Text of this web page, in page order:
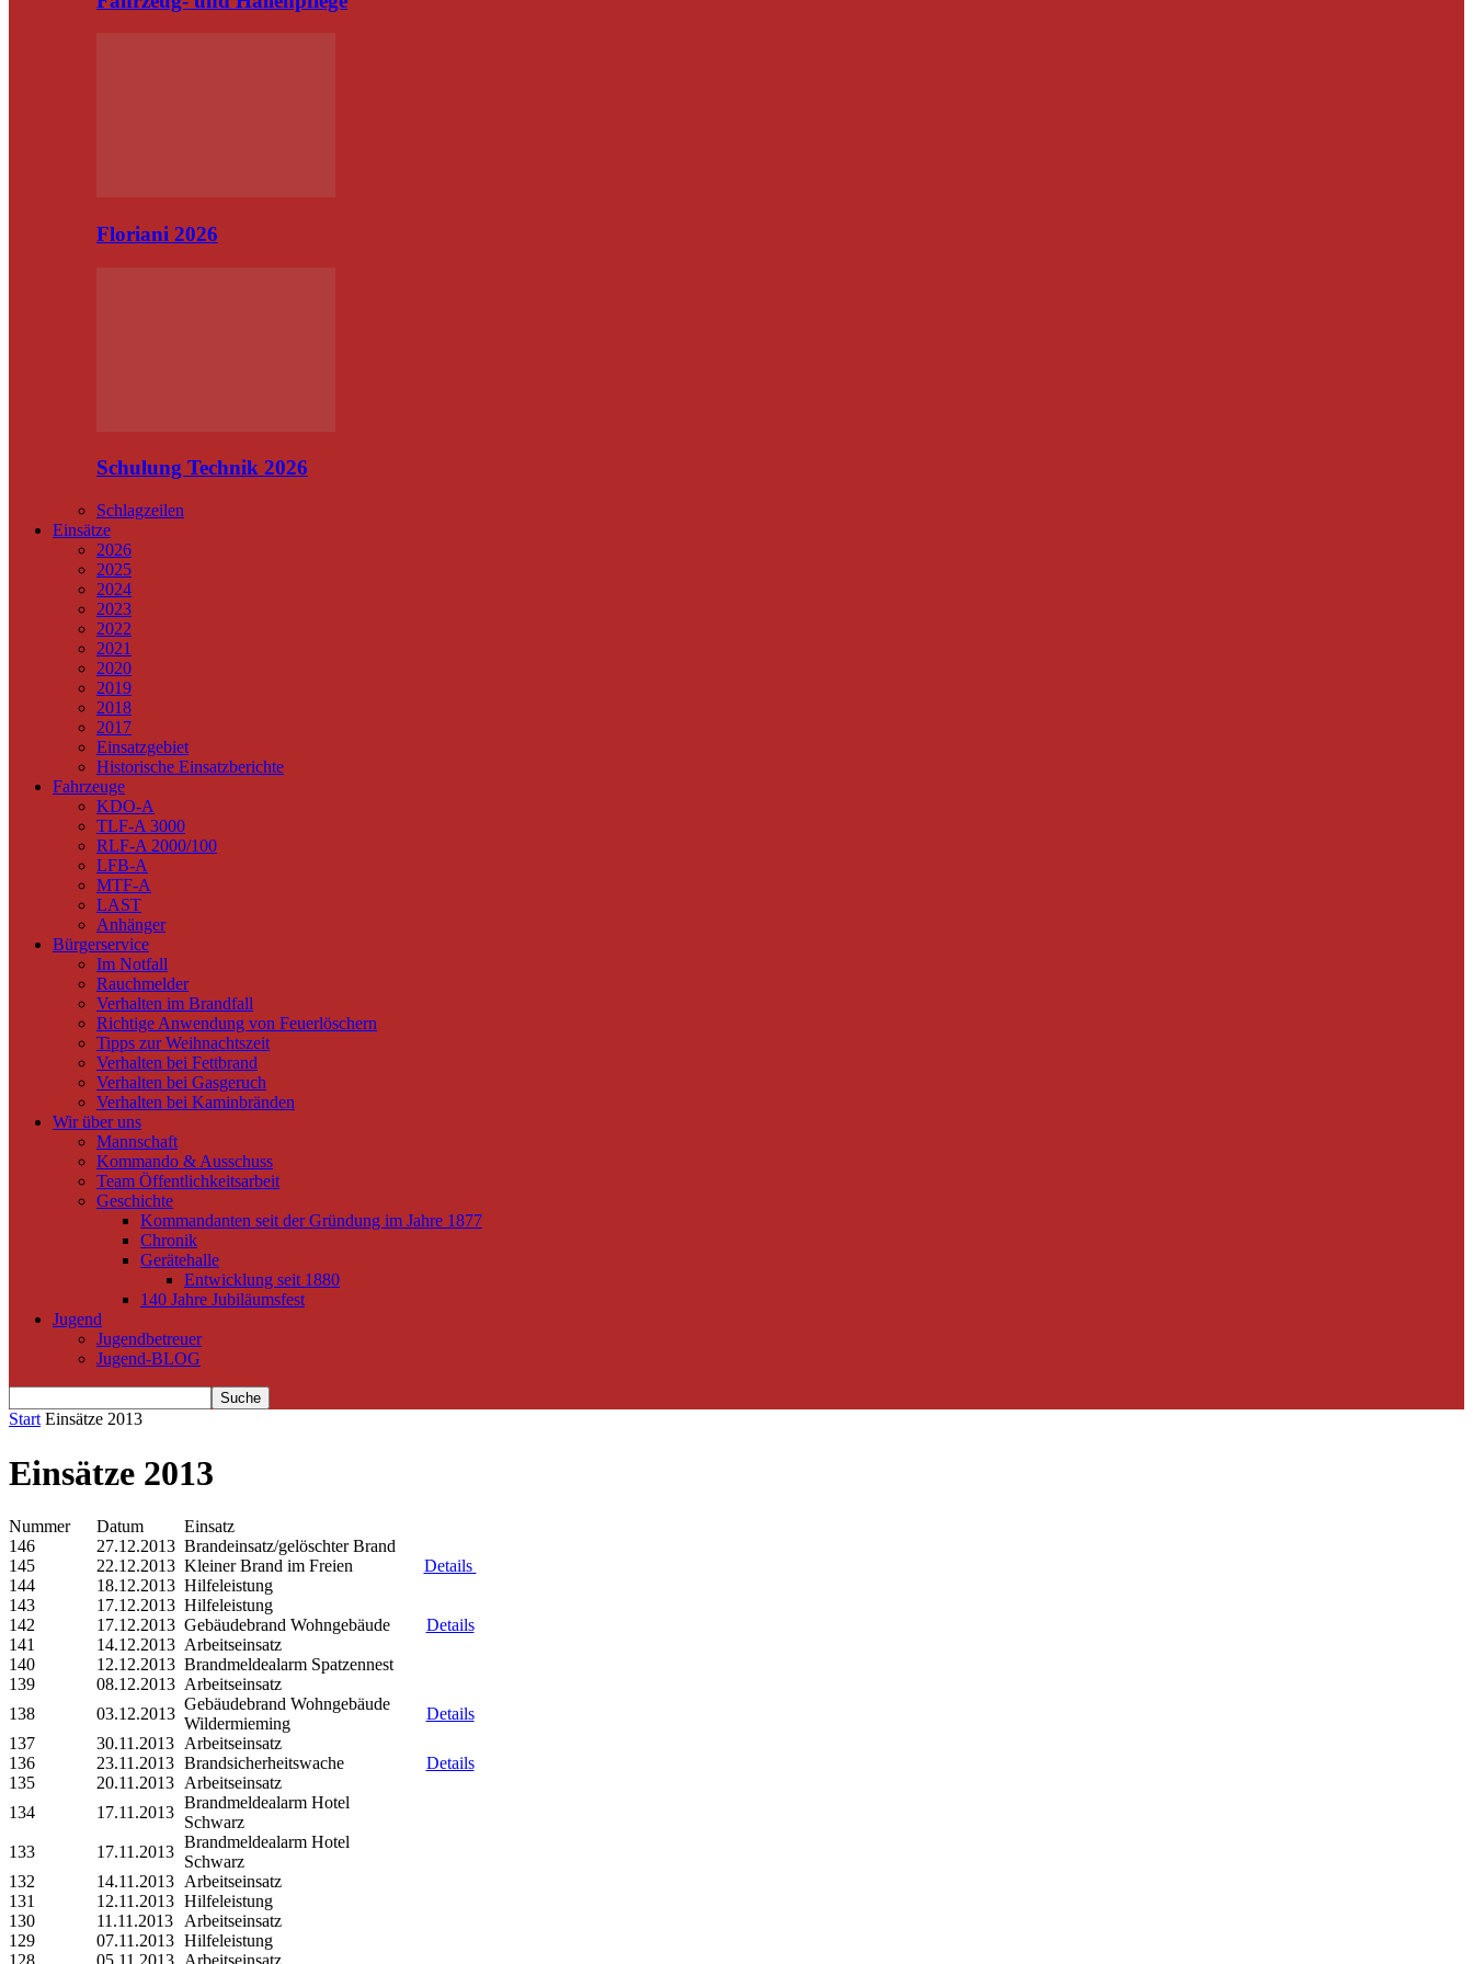
Floriani 2026
Schulung Technik 2026
Schlagzeilen
Einsätze
2026
2025
2024
2023
2022
2021
2020
2019
2018
2017
Einsatzgebiet
Historische Einsatzberichte
Fahrzeuge
KDO-A
TLF-A 3000
RLF-A 2000/100
LFB-A
MTF-A
LAST
Anhänger
Bürgerservice
Im Notfall
Rauchmelder
Verhalten im Brandfall
Richtige Anwendung von Feuerlöschern
Tipps zur Weihnachtszeit
Verhalten bei Fettbrand
Verhalten bei Gasgeruch
Verhalten bei Kaminbränden
Wir über uns
Mannschaft
Kommando & Ausschuss
Team Öffentlichkeitsarbeit
Geschichte
Kommandanten seit der Gründung im Jahre 1877
Chronik
Gerätehalle
Entwicklung seit 1880
140 Jahre Jubiläumsfest
Jugend
Jugendbetreuer
Jugend-BLOG
Start Einsätze 2013
Einsätze 2013
Nummer Datum
Einsatz
146
27.12.2013 Brandeinsatz/gelöschter Brand
145
22.12.2013 Kleiner Brand im Freien
Details
144
18.12.2013 Hilfeleistung
143
17.12.2013 Hilfeleistung
142
17.12.2013 Gebäudebrand Wohngebäude
Details
141
14.12.2013 Arbeitseinsatz
140
12.12.2013 Brandmeldealarm Spatzennest
139
08.12.2013 Arbeitseinsatz
138
03.12.2013
Gebäudebrand Wohngebäude
Wildermieming
Details
137
30.11.2013 Arbeitseinsatz
136
23.11.2013 Brandsicherheitswache
Details
135
20.11.2013 Arbeitseinsatz
134
17.11.2013
Brandmeldealarm Hotel
Schwarz
133
17.11.2013
Brandmeldealarm Hotel
Schwarz
132
14.11.2013 Arbeitseinsatz
131
12.11.2013 Hilfeleistung
130
11.11.2013
Arbeitseinsatz
129
07.11.2013 Hilfeleistung
128
05.11.2013 Arbeitseinsatz